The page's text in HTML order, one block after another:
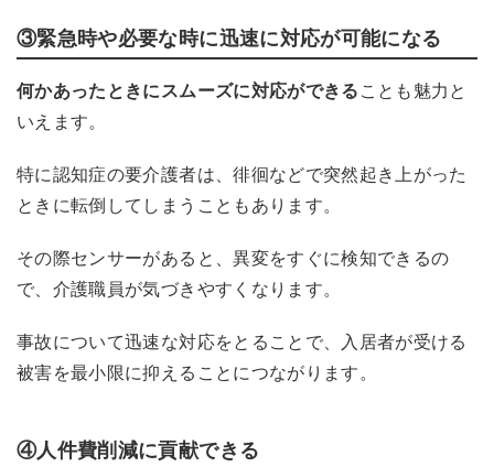
③緊急時や必要な時に迅速に対応が可能になる
何かあったときにスムーズに対応ができる ことも魅力と
いえます。
特に認知症の要介護者は、徘徊などで突然起き上がった
ときに転倒してしまうこともあります。
その際センサーがあると、異変をすぐに検知できるの
で、介護職員が気づきやすくなります。
事故について迅速な対応をとることで、入居者が受ける
被害を最小限に抑えることにつながります。
④人件費削減に貢献できる